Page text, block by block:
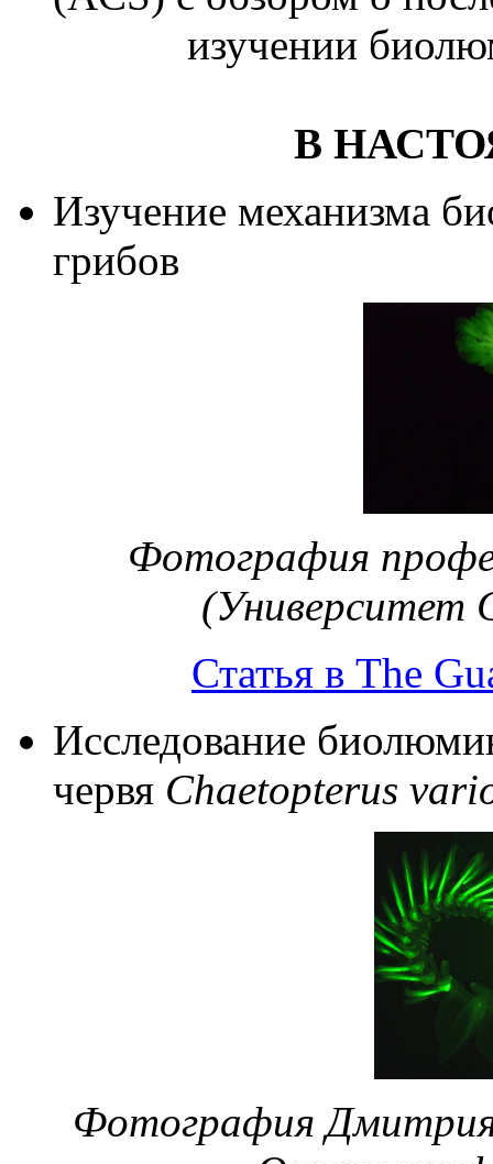
изучении
В
Изучение механизма
грибов
Фотография
(Университет
Статья в The
Исследование
червя Chaetopterus
Фотография